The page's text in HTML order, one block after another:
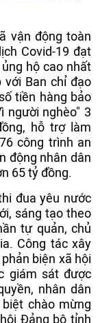
vận động toàn
Covid-19 đạt
hộ cao nhất
Ban chỉ đạo
tiền hàng bảo
người nghèo" 3
hỗ trợ làm
công trình an
động nhân dân
65 tỷ đồng.
đua yêu nước
sáng tạo theo
tự quản, chủ
Công tác xây
biện xã hội
giám sát được
nhân dân
chào mừng
Đảng bộ tỉnh